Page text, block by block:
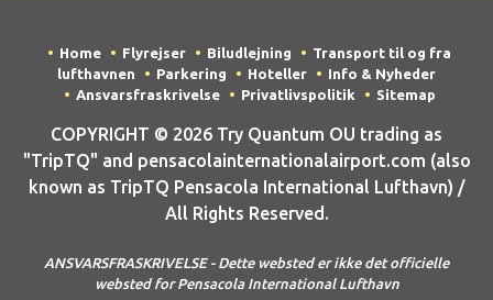
Home Flyrejser Biludlejning
Transport til og fra
lufthavnen
Parkering Hoteller
Info & Nyheder
Ansvarsfraskrivelse
Privatlivspolitik Sitemap
COPYRIGHT © 2026 Try Quantum OU trading as
"TripTQ" and pensacolainternationalairport.com (also
known as TripTQ Pensacola International Lufthavn) /
All Rights Reserved.
ANSVARSFRASKRIVELSE - Dette websted er ikke det officielle
websted for Pensacola International Lufthavn